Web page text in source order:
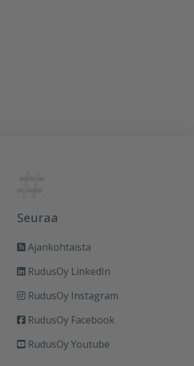
Seuraa
Ajankohtaista
RudusOy LinkedIn
RudusOy Instagram
RudusOy Facebook
RudusOy Youtube